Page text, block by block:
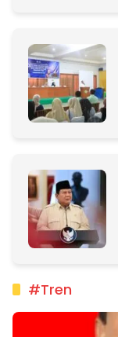
#Tren